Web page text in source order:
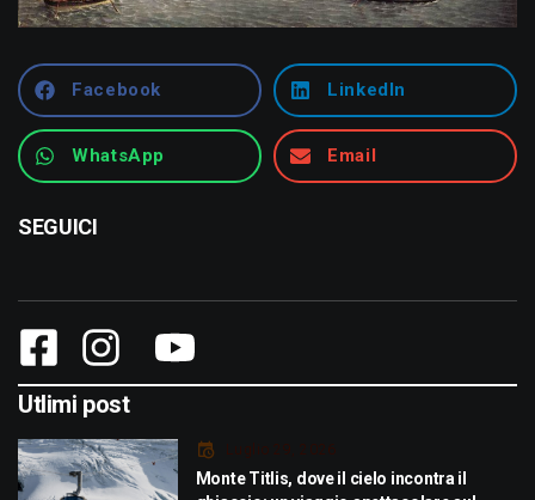
Facebook LinkedIn
WhatsApp Email
SEGUICI
Utlimi post
Luglio 29, 2026
Monte Titlis, dove il cielo incontra il